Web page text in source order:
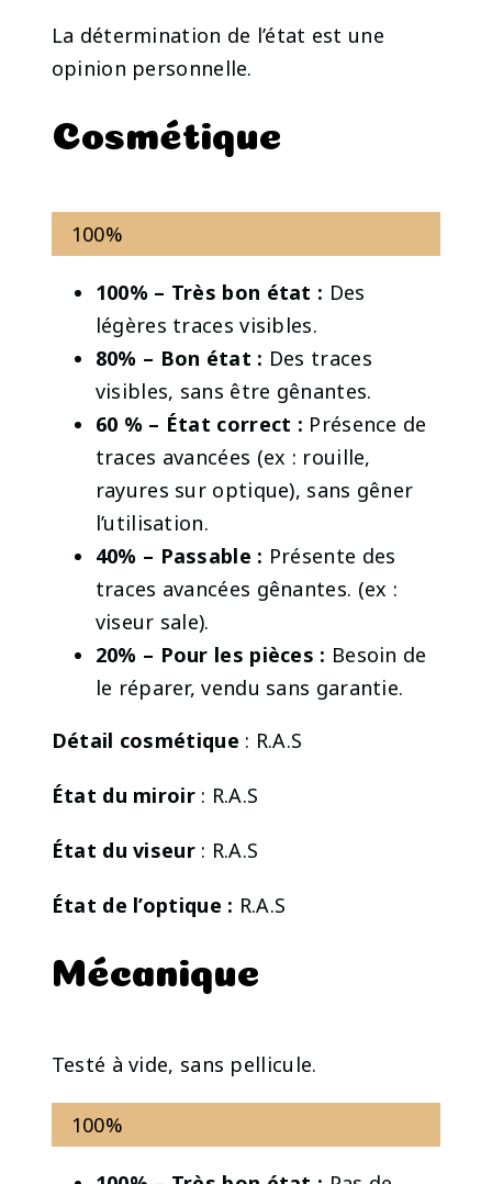
La détermination de l’état est une
opinion personnelle.
Cosmétique
100%
100% – Très bon état : Des
légères traces visibles.
80% – Bon état : Des traces
visibles, sans être gênantes.
60 % – État correct : Présence de
traces avancées (ex : rouille,
rayures sur optique), sans gêner
l’utilisation.
40% – Passable : Présente des
traces avancées gênantes. (ex :
viseur sale).
20% – Pour les pièces : Besoin de
le réparer, vendu sans garantie.
Détail cosmétique : R.A.S
État du miroir: R.A.S
État du viseur: R.A.S
État de l’optique : R.A.S
Mécanique
Testé à vide, sans pellicule.
100%